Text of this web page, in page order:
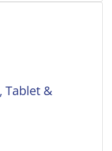
Tablet &